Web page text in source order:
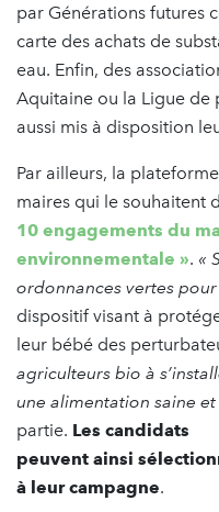
par Générations futures
carte des achats de
eau. Enfin, des
Aquitaine ou la Ligue de
aussi mis à disposition
Par ailleurs, la
maires qui le souhaitent
10 engagements du
environnementale ». «
ordonnances vertes
dispositif visant à
leur bébé des
agriculteurs bio à
une alimentation saine et
partie. Les candidats
peuvent ainsi
à leur campagne.